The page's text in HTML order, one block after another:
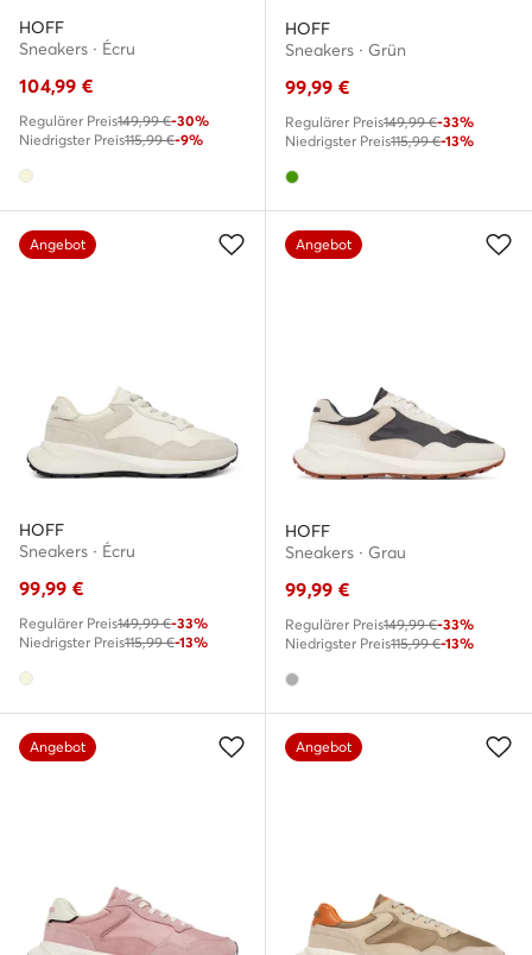
HOFF
Sneakers · Écru
104,99 €
Regulärer Preis149,99 €-30%
Niedrigster Preis115,99 €-9%
HOFF
Sneakers · Grün
99,99 €
Regulärer Preis149,99 €-33%
Niedrigster Preis115,99 €-13%
Angebot
HOFF
Sneakers · Écru
99,99 €
Regulärer Preis149,99 €-33%
Niedrigster Preis115,99 €-13%
Angebot
HOFF
Sneakers · Grau
99,99 €
Regulärer Preis149,99 €-33%
Niedrigster Preis115,99 €-13%
Angebot Angebot